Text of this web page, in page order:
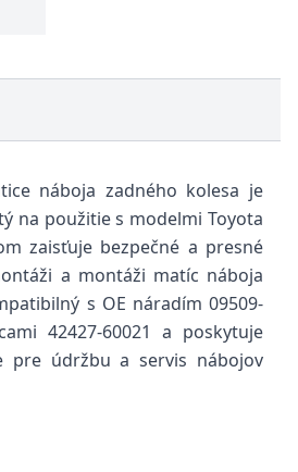
náboja zadného kolesa je
na použitie s modelmi Toyota
zaisťuje bezpečné a presné
a montáži matíc náboja
s OE náradím 09509-
42427-60021 a poskytuje
pre údržbu a servis nábojov